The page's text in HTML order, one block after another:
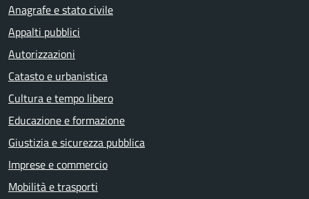
Anagrafe e stato civile
Appalti pubblici
Autorizzazioni
Catasto e urbanistica
Cultura e tempo libero
Educazione e formazione
Giustizia e sicurezza pubblica
Imprese e commercio
Mobilità e trasporti